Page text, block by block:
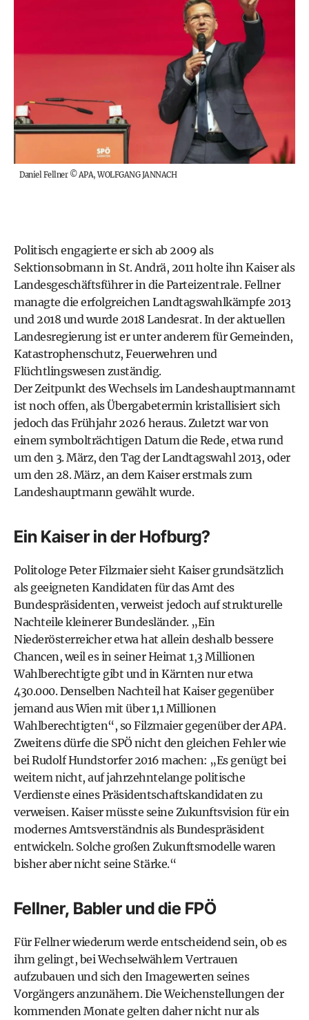
Daniel Fellner©APA, WOLFGANG JANNACH
Politisch engagierte er sich ab 2009 als
Sektionsobmann in St. Andrä, 2011 holte ihn Kaiser als
Landesgeschäftsführer in die Parteizentrale. Fellner
managte die erfolgreichen Landtagswahlkämpfe 2013
und 2018 und wurde 2018 Landesrat. In der aktuellen
Landesregierung ist er unter anderem für Gemeinden,
Katastrophenschutz, Feuerwehren und
Flüchtlingswesen zuständig.
Der Zeitpunkt des Wechsels im Landeshauptmannamt
ist noch offen, als Übergabetermin kristallisiert sich
jedoch das Frühjahr 2026 heraus. Zuletzt war von
einem symbolträchtigen Datum die Rede, etwa rund
um den 3. März, den Tag der Landtagswahl 2013, oder
um den 28. März, an dem Kaiser erstmals zum
Landeshauptmann gewählt wurde.
Ein Kaiser in der Hofburg?
Politologe Peter Filzmaier sieht Kaiser grundsätzlich
als geeigneten Kandidaten für das Amt des
Bundespräsidenten, verweist jedoch auf strukturelle
Nachteile kleinerer Bundesländer. „Ein
Niederösterreicher etwa hat allein deshalb bessere
Chancen, weil es in seiner Heimat 1,3 Millionen
Wahlberechtigte gibt und in Kärnten nur etwa
430.000. Denselben Nachteil hat Kaiser gegenüber
jemand aus Wien mit über 1,1 Millionen
Wahlberechtigten“, so Filzmaier gegenüber derAPA.
Zweitens dürfe die SPÖ nicht den gleichen Fehler wie
bei Rudolf Hundstorfer 2016 machen: „Es genügt bei
weitem nicht, auf jahrzehntelange politische
Verdienste eines Präsidentschaftskandidaten zu
verweisen. Kaiser müsste seine Zukunftsvision für ein
modernes Amtsverständnis als Bundespräsident
entwickeln. Solche großen Zukunftsmodelle waren
bisher aber nicht seine Stärke.“
Fellner, Babler und die FPÖ
Für Fellner wiederum werde entscheidend sein, ob es
ihm gelingt, bei Wechselwählern Vertrauen
aufzubauen und sich den Imagewerten seines
Vorgängers anzunähern. Die Weichenstellungen der
kommenden Monate gelten daher nicht nur als